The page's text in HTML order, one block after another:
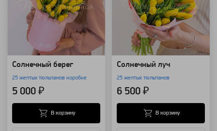
Солнечный берег
25 желтых тюльпанов коробке
5 000 ₽
В корзину
Солнечный луч
25 желтых тюльпанов
6 500 ₽
В корзину